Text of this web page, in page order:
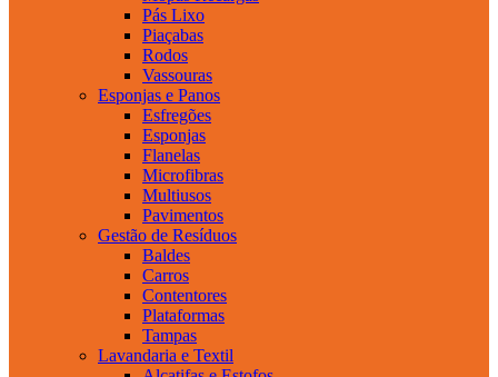
Pás Lixo
Piaçabas
Rodos
Vassouras
Esponjas e Panos
Esfregões
Esponjas
Flanelas
Microfibras
Multiusos
Pavimentos
Gestão de Resíduos
Baldes
Carros
Contentores
Plataformas
Tampas
Lavandaria e Textil